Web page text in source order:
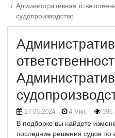
Административная
судопроизводство
17.06.2024 4 мин. 396
В подборке вы найдете
последние решения судов по